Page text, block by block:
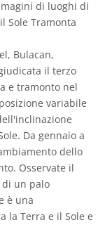
di luoghi di
Sole Tramonta
Bulacan,
il terzo
e tramonto nel
variabile
Da gennaio a
dello
Osservate il
un palo
è una
la Terra e il Sole e